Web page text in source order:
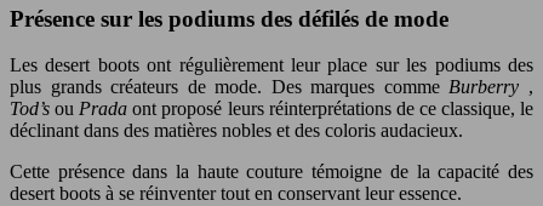
Présence sur les podiums des défilés de mode
Les desert boots ont régulièrement leur place sur les podiums des
plus grands créateurs de mode. Des marques commeBurberry ,
Tod’souPradaont proposé leurs réinterprétations de ce classique, le
déclinant dans des matières nobles et des coloris audacieux.
Cette présence dans la haute couture témoigne de la capacité des
desert boots à se réinventer tout en conservant leur essence.